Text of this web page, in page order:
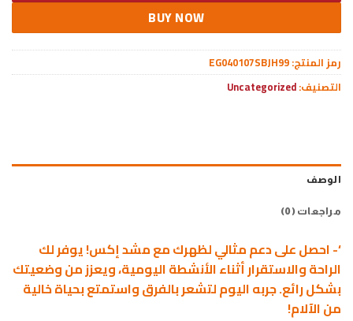
BUY NOW
رمز المنتج:EG040107SBJH99
التصنيف:Uncategorized
الوصف
مراجعات (0)
‘- احصل على دعم مثالي لظهرك مع مشد إكس! يوفر لك
الراحة والاستقرار أثناء الأنشطة اليومية، ويعزز من وضعيتك
بشكل رائع. جربه اليوم لتشعر بالفرق واستمتع بحياة خالية
من الآلام!